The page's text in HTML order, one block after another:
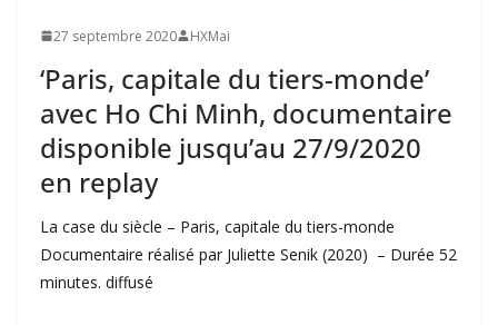
27 septembre 2020 HXMai
‘Paris, capitale du tiers-monde’
avec Ho Chi Minh, documentaire
disponible jusqu’au 27/9/2020
en replay
La case du siècle – Paris, capitale du tiers-monde
Documentaire réalisé par Juliette Senik (2020) – Durée 52
minutes. diffusé